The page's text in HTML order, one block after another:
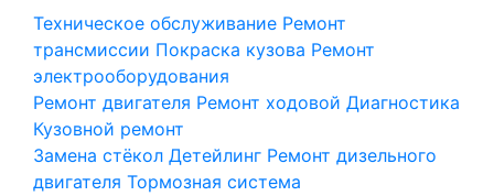
Техническое обслуживание Ремонт
трансмиссии Покраска кузова Ремонт
электрооборудования
Ремонт двигателя Ремонт ходовой Диагностика
Кузовной ремонт
Замена стёкол Детейлинг Ремонт дизельного
двигателя Тормозная система